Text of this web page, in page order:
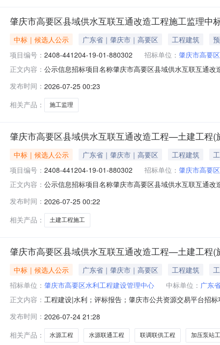
肇庆市高要区县域供水互联互通改造工程施工监理中
中标｜候选人公示 广东省｜肇庆市｜高要区 工程建筑
项目编号： 2408-441204-19-01-880302 招标单位： 肇庆市高要
正文内容： 公示信息招标项目名称肇庆市高要区县域供水互联互通
联互通改造工程施工监理标段（包）名称肇庆市高要区
2026.07.24评标情
发布时间： 2026-07-25 00:23
相关产品：
施工监理
肇庆市高要区县域供水互联互通改造工程—土建工程(
中标｜候选人公示 广东省｜肇庆市｜高要区 工程建筑
项目编号： 2408-441204-19-01-880302 招标单位： 肇庆市高要
正文内容： 公示信息招标项目名称肇庆市高要区县域供水互联互通
建工程（施工）招标项目名称肇庆市高要区县域供水互
庆市高要区县域供水互联
发布时间： 2026-07-25 00:22
相关产品：
土建工程施工
肇庆市高要区县域供水互联互通改造工程—土建工程(
中标｜候选人公示 广东省｜肇庆市｜高要区 工程建筑
招标单位： 肇庆市高要区水利工程建设管理中心 中标单位： 广东
正文内容： 工程建设|水利；评标报告；肇庆市公共资源交易平台招
心招标代理机构：广东润信项目管理有限公司2026年7
地点：肇庆市高要区
发布时间： 2026-07-24 21:28
相关产品：
水源工程 水源联通工程 联调联供工程 加压泵站